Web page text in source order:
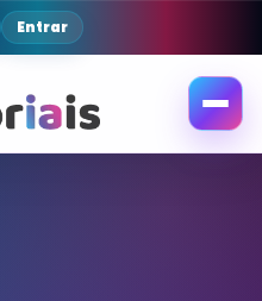
Entrar
Abrir